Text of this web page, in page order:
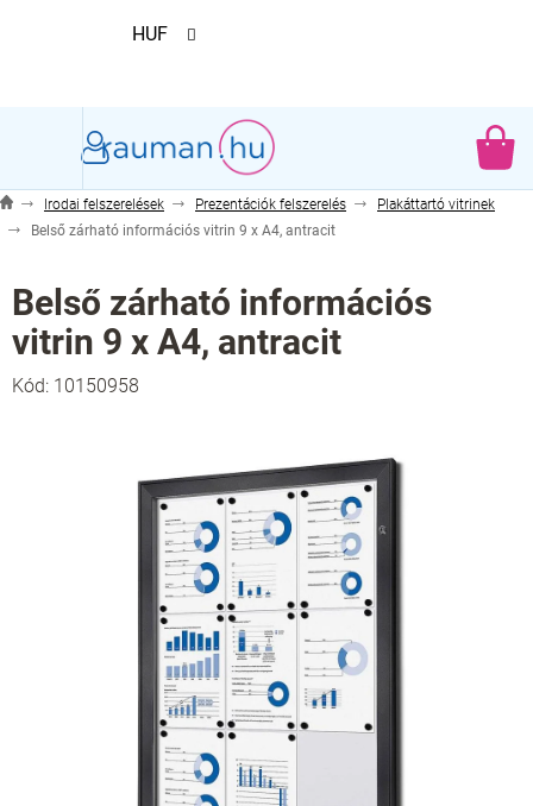
HUF
Irodai felszerelések Prezentációk felszerelés
Plakáttartó vitrinek
Belső zárható információs vitrin 9 x A4, antracit
Belső zárható információs
vitrin 9 x A4, antracit
Kód: 10150958